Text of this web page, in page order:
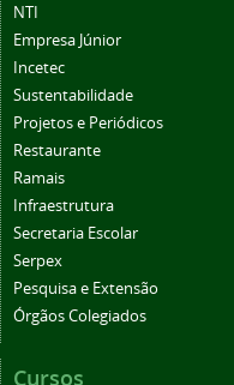
NTI
Empresa Júnior
Incetec
Sustentabilidade
Projetos e Periódicos
Restaurante
Ramais
Infraestrutura
Secretaria Escolar
Serpex
Pesquisa e Extensão
Órgãos Colegiados
Cursos